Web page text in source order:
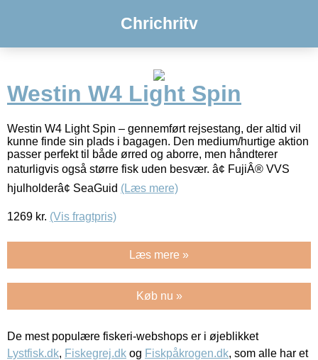
Chrichritv
Westin W4 Light Spin
Westin W4 Light Spin – gennemført rejsestang, der altid vil
kunne finde sin plads i bagagen. Den medium/hurtige aktion
passer perfekt til både ørred og aborre, men håndterer
naturligvis også større fisk uden besvær. â¢ FujiÂ® VVS
hjulholderâ¢ SeaGuid (Læs mere)
1269 kr. (Vis fragtpris)
Læs mere »
Køb nu »
De mest populære fiskeri-webshops er i øjeblikket
Lystfisk.dk, Fiskegrej.dk og Fiskpåkrogen.dk, som alle har et